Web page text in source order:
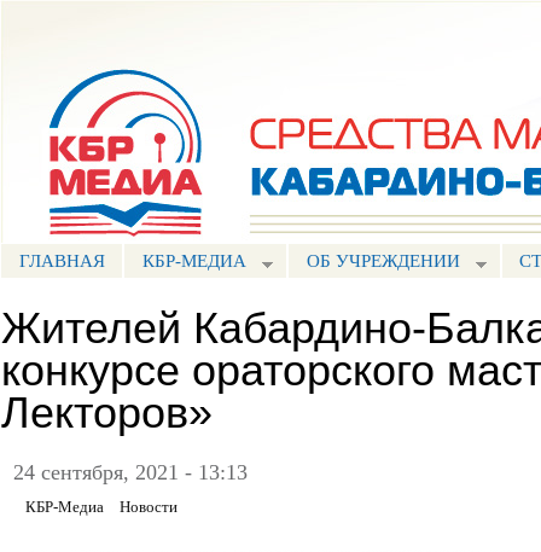
ГЛАВНАЯ КБР-МЕДИА ОБ УЧРЕЖДЕНИИ
Жителей Кабардино-
конкурсе ораторского
Лекторов»
24 сентября, 2021 - 13:13
КБР-Медиа Новости